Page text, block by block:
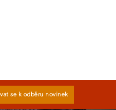
se k odběru novinek